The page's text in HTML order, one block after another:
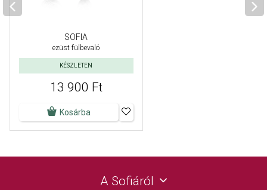
SOFIA
ezüst fülbevaló
KÉSZLETEN
13 900 Ft
Kosárba
A Sofiáról